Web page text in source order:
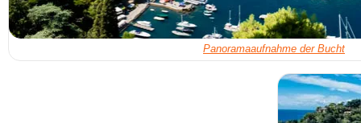
Panoramaaufnahme der Bucht